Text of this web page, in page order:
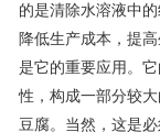
的是清除水溶液中
降低生产成本，提
是它的重要应用。
性，构成一部分较
豆腐。当然，这是